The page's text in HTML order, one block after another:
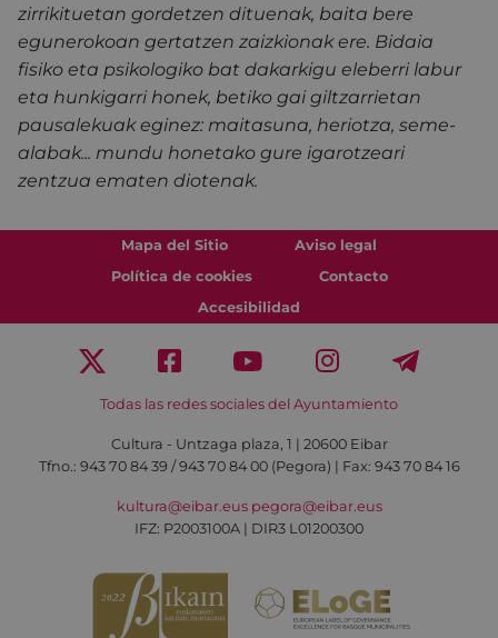
zirrikituetan gordetzen dituenak, baita bere
egunerokoan gertatzen zaizkionak ere. Bidaia
fisiko eta psikologiko bat dakarkigu eleberri labur
eta hunkigarri honek, betiko gai giltzarrietan
pausalekuak eginez: maitasuna, heriotza, seme-
alabak... mundu honetako gure igarotzeari
zentzua ematen diotenak.
Mapa del Sitio
Aviso legal
Política de cookies
Contacto
Accesibilidad
Todas las redes sociales del Ayuntamiento
Cultura - Untzaga plaza, 1 | 20600 Eibar
Tfno.: 943 70 84 39 / 943 70 84 00 (Pegora) | Fax: 943 70 84 16
kultura@eibar.eus pegora@eibar.eus
IFZ: P2003100A | DIR3 L01200300